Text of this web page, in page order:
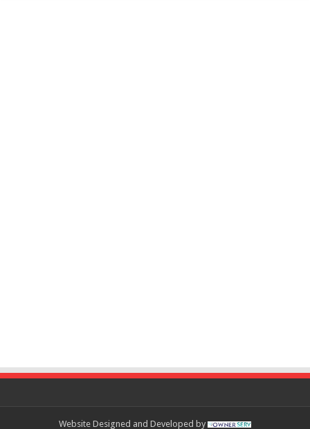
Website Designed and Developed by